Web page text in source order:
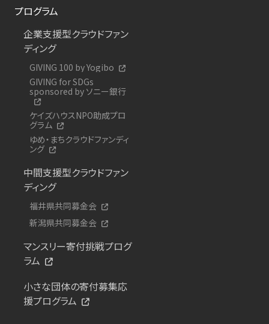
プログラム
企業支援型クラウドファン
ディング
GIVING 100 by Yogibo
GIVING for SDGs
sponsored by ソニー銀行
ケイズハウスNPO助成プロ
グラム
ゆめ・まちクラウドファンディ
ング
中間支援型クラウドファン
ディング
福井県共同募金会
新潟県共同募金会
マンスリー寄付挑戦プログ
ラム
小さな団体の寄付募集応
援プログラム